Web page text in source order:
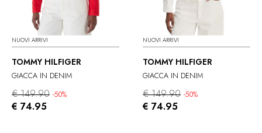
NUOVI ARRIVI
TOMMY HILFIGER
GIACCA IN DENIM
€ 149.90 -50%
€ 74.95
NUOVI ARRIVI
TOMMY HILFIGER
GIACCA IN DENIM
€ 149.90 -50%
€ 74.95